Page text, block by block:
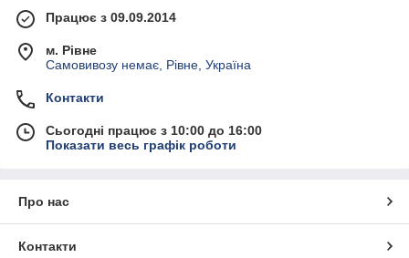
Працює з 09.09.2014
м. Рівне
Самовивозу немає, Рівне, Україна
Контакти
Сьогодні працює з 10:00 до 16:00
Показати весь графік роботи
Про нас
Контакти